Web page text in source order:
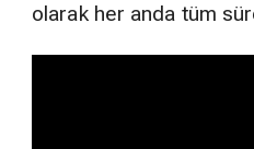
olarak her anda tüm